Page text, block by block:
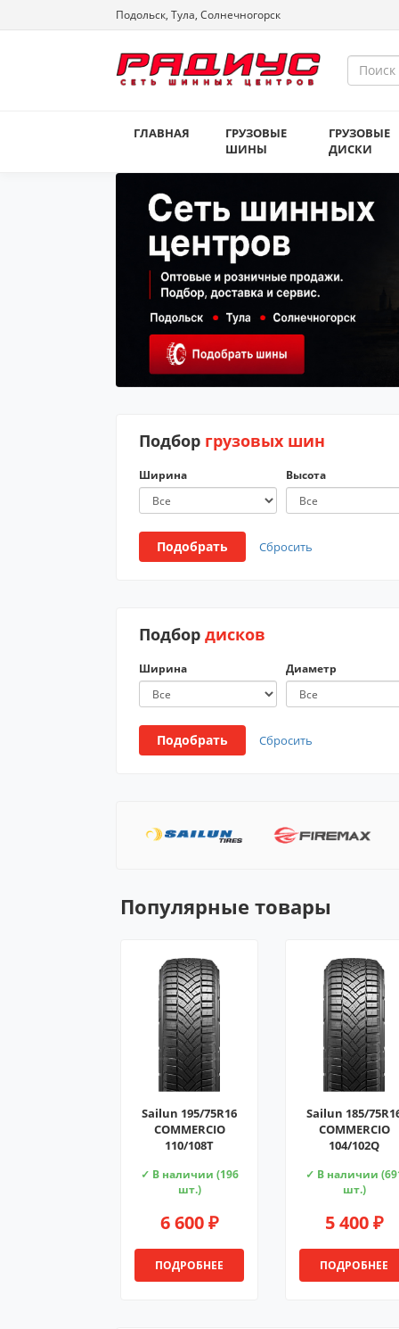
Подольск, Тула, Солнечногорск
ГЛАВНАЯ
ГРУЗОВЫЕ
ШИНЫ
ГРУЗОВЫЕ
ДИСКИ
Подбор грузовых шин
Ширина Высота
Подобрать Сбросить
Подбор дисков
Ширина Диаметр
Подобрать Сбросить
Популярные товары
Sailun 195/75R16
COMMERCIO
110/108T
✓ В наличии (196
шт.)
6 600 ₽
ПОДРОБНЕЕ
Sailun 185/
COMMERCIO
104/102Q
✓ В наличии
шт.)
5 400 ₽
ПОДРОБНЕЕ